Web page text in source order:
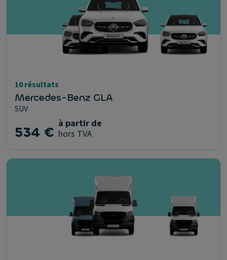
10 résultats
Mercedes-Benz GLA
SUV
534 € à partir de
hors TVA